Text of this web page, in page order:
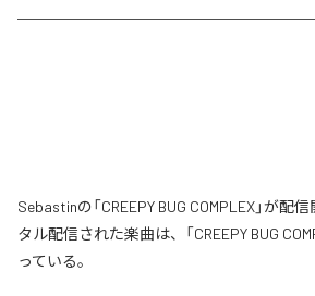
Sebastinの「CREEPY BUG COMPLEX」が配
タル配信された楽曲は、「CREEPY BUG
っている。